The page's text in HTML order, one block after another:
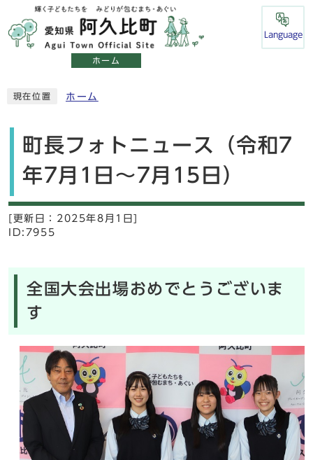
ホーム
Language
現在位置 ホーム
町長フォトニュース（令和7
年7月1日～7月15日）
[更新日： 2025年8月1日]
ID:7955
全国大会出場おめでとうございま
す